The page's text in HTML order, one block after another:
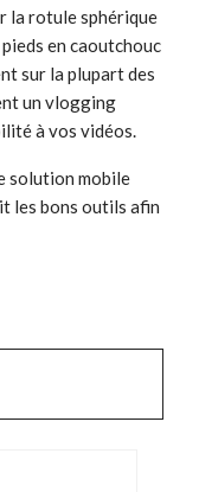
la rotule sphérique
en caoutchouc
sur la plupart des
un vlogging
à vos vidéos.
solution mobile
les bons outils afin